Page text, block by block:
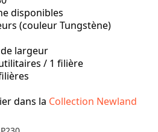
disponibles
(couleur Tungstène)
largeur
/ 1 filière
dans la Collection Newland